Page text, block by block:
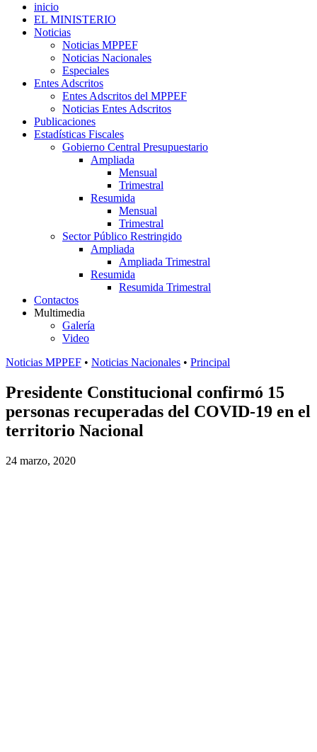
inicio
EL MINISTERIO
Noticias
Noticias MPPEF
Noticias Nacionales
Especiales
Entes Adscritos
Entes Adscritos del MPPEF
Noticias Entes Adscritos
Publicaciones
Estadísticas Fiscales
Gobierno Central Presupuestario
Ampliada
Mensual
Trimestral
Resumida
Mensual
Trimestral
Sector Público Restringido
Ampliada
Ampliada Trimestral
Resumida
Resumida Trimestral
Contactos
Multimedia
Galería
Video
Noticias MPPEF • Noticias Nacionales • Principal
Presidente Constitucional confirmó 15
personas recuperadas del COVID-19 en el
territorio Nacional
24 marzo, 2020